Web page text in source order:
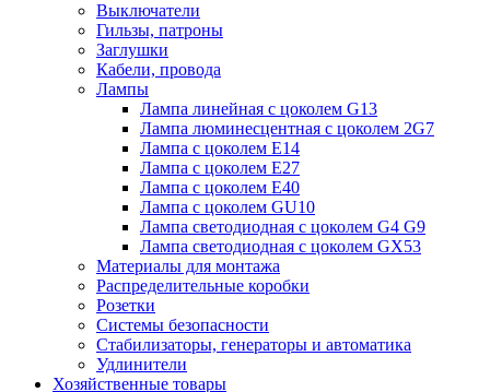
Выключатели
Гильзы, патроны
Заглушки
Кабели, провода
Лампы
Лампа линейная с цоколем G13
Лампа люминесцентная с цоколем 2G7
Лампа с цоколем E14
Лампа с цоколем E27
Лампа с цоколем E40
Лампа с цоколем GU10
Лампа светодиодная с цоколем G4 G9
Лампа светодиодная с цоколем GX53
Материалы для монтажа
Распределительные коробки
Розетки
Системы безопасности
Стабилизаторы, генераторы и автоматика
Удлинители
Хозяйственные товары